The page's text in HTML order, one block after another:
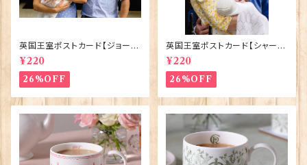
英国王室ポストカード【ジョージ
王子ご誕生】Pageantry Post
card 90183-JEF100
¥220
26%OFF
英国王室ポストカード【シャーロ
ット王女2】Pageantry Postca
rd 90183-JEF202
¥220
26%OFF